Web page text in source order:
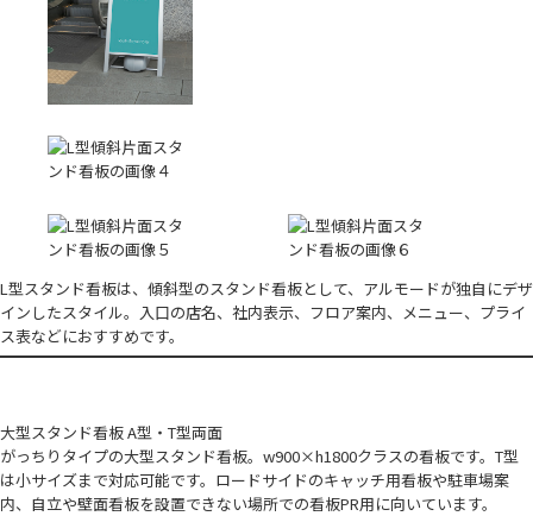
L型スタンド看板は、傾斜型のスタンド看板として、アルモードが独自にデザ
インしたスタイル。入口の店名、社内表示、フロア案内、メニュー、プライ
ス表などにおすすめです。
大型スタンド看板 A型・T型両面
がっちりタイプの大型スタンド看板。w900×h1800クラスの看板です。T型
は小サイズまで対応可能です。ロードサイドのキャッチ用看板や駐車場案
内、自立や壁面看板を設置できない場所での看板PR用に向いています。